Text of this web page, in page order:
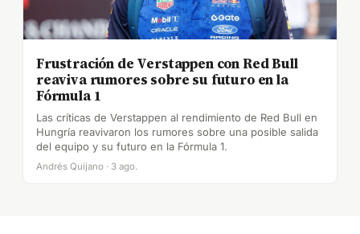
Frustración de Verstappen con Red Bull
reaviva rumores sobre su futuro en la
Fórmula 1
Las críticas de Verstappen al rendimiento de Red Bull en
Hungría reavivaron los rumores sobre una posible salida
del equipo y su futuro en la Fórmula 1.
Andrés Quijano · 3 ago.